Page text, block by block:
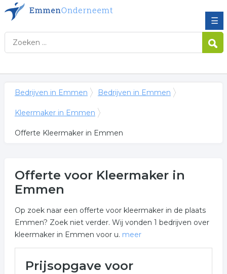
☰
Bedrijven in Emmen Bedrijven in Emmen
Kleermaker in Emmen
Offerte Kleermaker in Emmen
Offerte voor Kleermaker in
Emmen
Op zoek naar een offerte voor kleermaker in de plaats
Emmen? Zoek niet verder. Wij vonden 1 bedrijven over
kleermaker in Emmen voor u. meer
Emmen
Prijsopgave voor